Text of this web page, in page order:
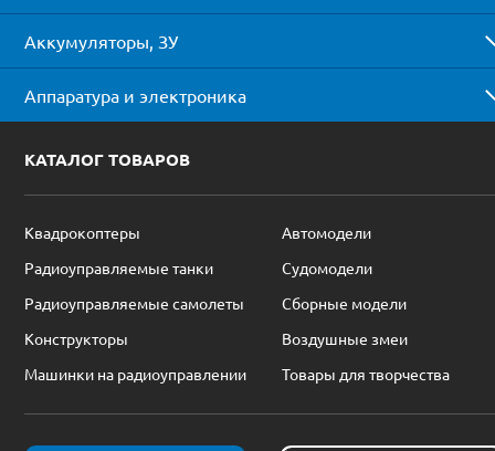
Аккумуляторы, ЗУ
Аппаратура и электроника
КАТАЛОГ ТОВАРОВ
Квадрокоптеры
Автомодели
Радиоуправляемые танки
Судомодели
Радиоуправляемые самолеты
Сборные модели
Конструкторы
Воздушные змеи
Машинки на радиоуправлении
Товары для творчества